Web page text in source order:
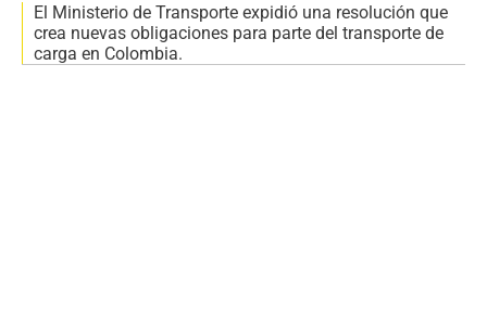
El Ministerio de Transporte expidió una resolución que
crea nuevas obligaciones para parte del transporte de
carga en Colombia.